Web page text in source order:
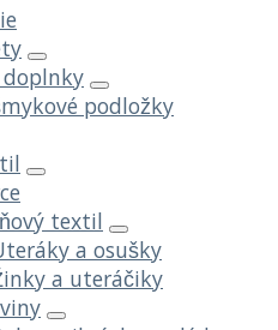
doplnky
podložky
textil
a osušky
a uteráčiky